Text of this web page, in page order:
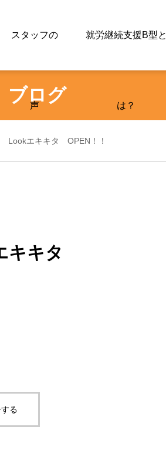
スタッフの
声
就労継続支援B型と
は？
ブログ
Lookエキキタ OPEN！！
キキタ
る